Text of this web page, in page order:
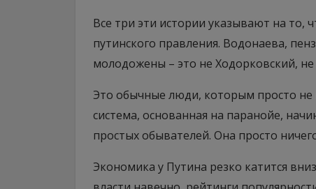
Все три эти истории указывают на то,
путинского правления. Водонаева,
молодожены – это не Ходорковский,
Это обычные люди, которым просто не
система, основанная на паранойе,
простых обывателей. Она просто
Экономика у Путина резко катится